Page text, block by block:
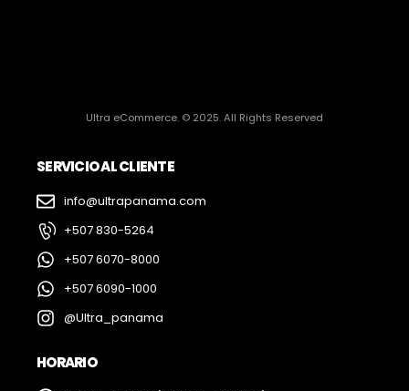
Ultra eCommerce. © 2025. All Rights Reserved
SERVICIO AL CLIENTE
info@ultrapanama.com
+507 830-5264
+507 6070-8000
+507 6090-1000
@Ultra_panama
HORARIO